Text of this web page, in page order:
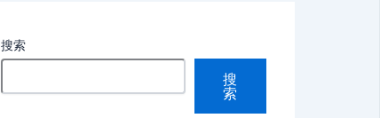
搜索
搜
索